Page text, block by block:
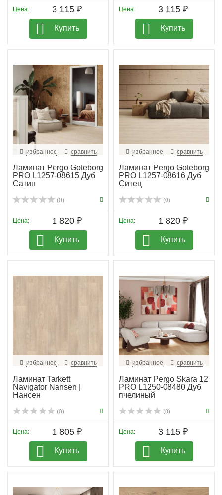
Цена: 3 115 ₽
Купить
Цена: 3 115 ₽
Купить
избранное сравнить
Ламинат Pergo Goteborg
PRO L1257-08615 Дуб
Сатин
(0)
Цена: 1 820 ₽
Купить
избранное сравнить
Ламинат Pergo Goteborg
PRO L1257-08616 Дуб
Ситец
(0)
Цена: 1 820 ₽
Купить
избранное сравнить
Ламинат Tarkett
Navigator Nansen |
Нансен
(0)
Цена: 1 805 ₽
Купить
избранное сравнить
Ламинат Pergo Skara 12
PRO L1250-08480 Дуб
пчелиный
(0)
Цена: 3 115 ₽
Купить